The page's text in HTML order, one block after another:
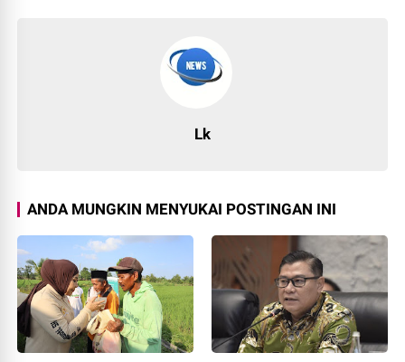
Lk
ANDA MUNGKIN MENYUKAI POSTINGAN INI